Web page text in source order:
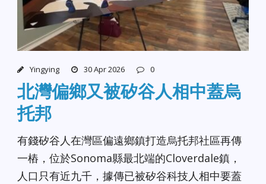
Yingying 30 Apr 2026 0
北灣偏鄉又被矽谷人相中蓋烏
托邦
有錢矽谷人在灣區偏遠鄉鎮打造烏托邦社區再傳
一樁，位於Sonoma縣最北端的Cloverdale鎮，
人口只有近九千，據傳已被矽谷科技人相中要蓋